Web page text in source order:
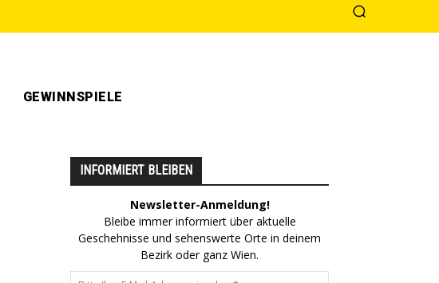
GEWINNSPIELE
INFORMIERT BLEIBEN
Newsletter-Anmeldung!
Bleibe immer informiert über aktuelle
Geschehnisse und sehenswerte Orte in deinem
Bezirk oder ganz Wien.